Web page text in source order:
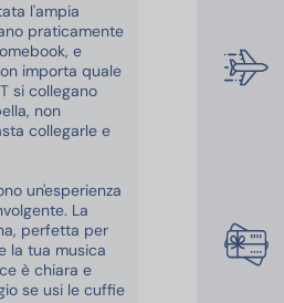
l'ampia
praticamente
e
importa quale
si collegano
non
collegarle e
un'esperienza
La
perfetta per
la tua musica
è chiara e
se usi le cuffie